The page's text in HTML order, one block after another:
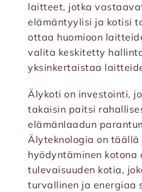
laitteet, jotka
elämäntyylisi ja kotisi
ottaa huomioon
valita keskitetty
yksinkertaistaa
Älykoti on investointi,
takaisin paitsi
elämänlaadun
Älyteknologia on täällä
hyödyntäminen kotona
tulevaisuuden kotia,
turvallinen ja energiaa